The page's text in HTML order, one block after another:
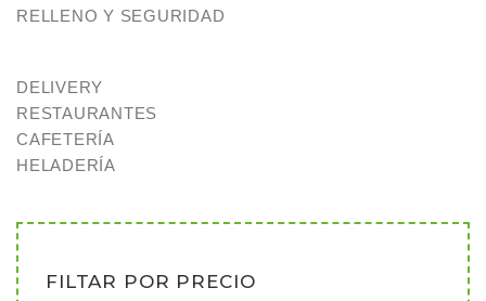
RELLENO Y SEGURIDAD
DELIVERY
RESTAURANTES
CAFETERÍA
HELADERÍA
FILTAR POR PRECIO